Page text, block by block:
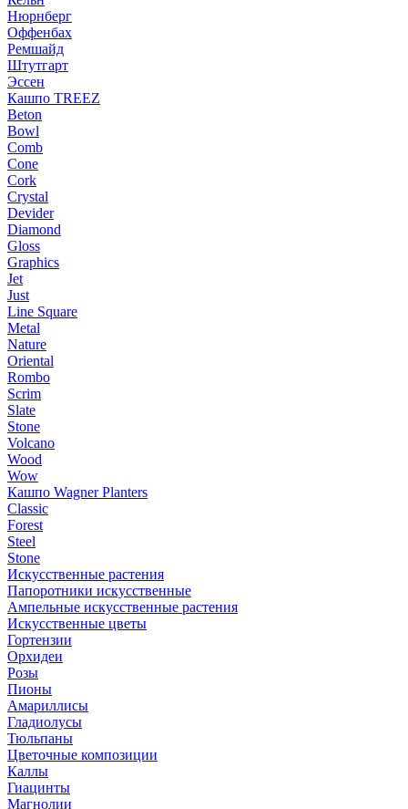
Нюрнберг
Оффенбах
Ремшайд
Штутгарт
Эссен
Кашпо TREEZ
Beton
Bowl
Comb
Cone
Cork
Crystal
Devider
Diamond
Gloss
Graphics
Jet
Just
Line Square
Metal
Nature
Oriental
Rombo
Scrim
Slate
Stone
Volcano
Wood
Wow
Кашпо Wagner Planters
Classic
Forest
Steel
Stone
Искусственные растения
Папоротники искусственные
Ампельные искусственные растения
Искусственные цветы
Гортензии
Орхидеи
Розы
Пионы
Амариллисы
Гладиолусы
Тюльпаны
Цветочные композиции
Каллы
Гиацинты
Магнолии